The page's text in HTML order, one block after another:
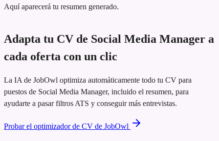
Aquí aparecerá tu resumen generado.
Adapta tu CV de Social Media Manager a
cada oferta con un clic
La IA de JobOwl optimiza automáticamente todo tu CV para
puestos de Social Media Manager, incluido el resumen, para
ayudarte a pasar filtros ATS y conseguir más entrevistas.
Probar el optimizador de CV de JobOwl